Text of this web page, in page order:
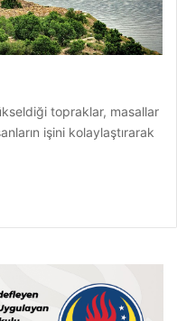
topraklar, masallar
işini kolaylaştırarak